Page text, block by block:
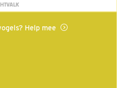
Help mee